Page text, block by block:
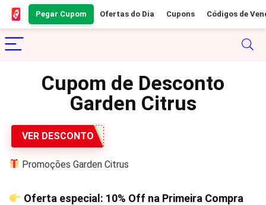
Pegar Cupom Ofertas do Dia Cupons Códigos de
Cupom de Desconto
Garden Citrus
VER DESCONTO
Promoções Garden Citrus
Oferta especial: 10% Off na Primeira Compra